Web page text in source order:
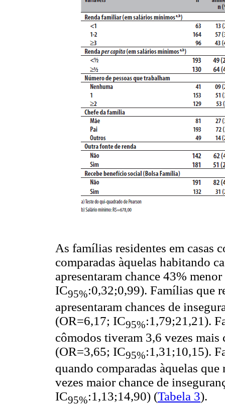
As famílias residentes em casas
comparadas àquelas habitando
apresentaram chance 43%
IC95%:0,32;0,99). Famílias que
apresentaram chances de
(OR=6,17; IC95%:1,79;21,21).
cômodos tiveram 3,6 vezes
(OR=3,65; IC95%:1,31;10,15).
quando comparadas àquelas
vezes maior chance de
IC95%:1,13;14,90) (Tabela 3).